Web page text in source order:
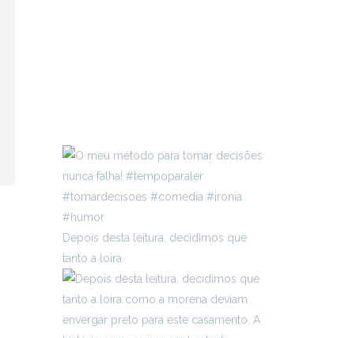
Depois desta leitura, decidimos que
tanto a loira